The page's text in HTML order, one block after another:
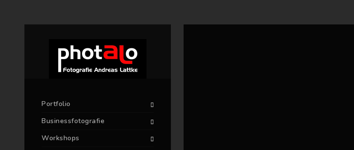
Portfolio
Businessfotografie
Workshops